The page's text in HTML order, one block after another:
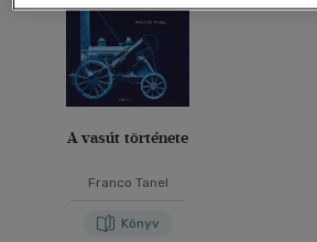
Alkalmaz
A vasút története
Franco Tanel
Könyv